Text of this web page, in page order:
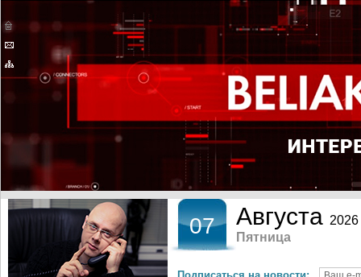
Подписаться на новости:
07 Августа 2026
Пятница